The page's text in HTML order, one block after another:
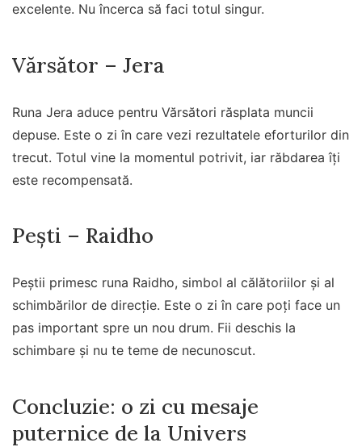
excelente. Nu încerca să faci totul singur.
Vărsător – Jera
Runa Jera aduce pentru Vărsători răsplata muncii
depuse. Este o zi în care vezi rezultatele eforturilor din
trecut. Totul vine la momentul potrivit, iar răbdarea îți
este recompensată.
Pești – Raidho
Peștii primesc runa Raidho, simbol al călătoriilor și al
schimbărilor de direcție. Este o zi în care poți face un
pas important spre un nou drum. Fii deschis la
schimbare și nu te teme de necunoscut.
Concluzie: o zi cu mesaje
puternice de la Univers